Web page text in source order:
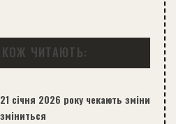
ЧИТАЮТЬ:
січня 2026 року чекають зміни